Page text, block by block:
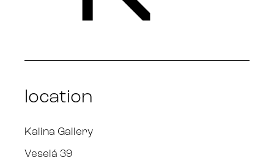
location
Kalina Gallery
Veselá 39